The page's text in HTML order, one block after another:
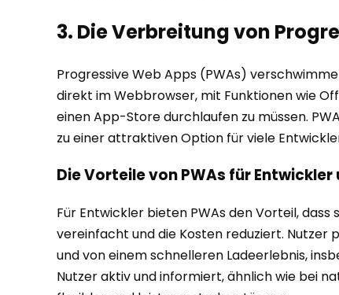
3. Die Verbreitung von
Progressive Web Apps (PWAs)
direkt im Webbrowser, mit Funktionen wie
einen App-Store durchlaufen zu müssen.
zu einer attraktiven Option für viele
Die Vorteile von PWAs für Entwickler
Für Entwickler bieten PWAs den Vorteil,
vereinfacht und die Kosten reduziert.
und von einem schnelleren Ladeerlebnis,
Nutzer aktiv und informiert, ähnlich wie bei